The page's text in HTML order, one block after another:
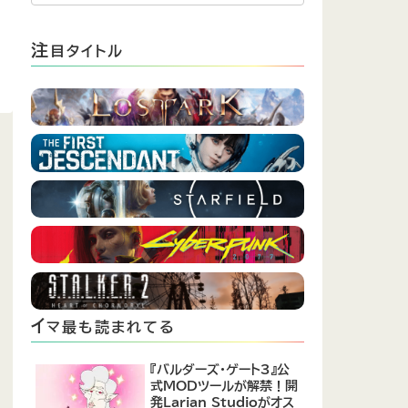
注 目タイトル
イマ最も読まれてる
『バルダーズ・ゲート3』公
式MODツールが解禁！開
発Larian Studioがオス